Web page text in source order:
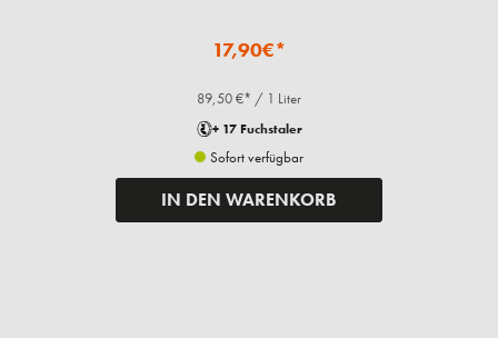
17,90€*
89,50 €* / 1 Liter
+ 17 Fuchstaler
Sofort verfügbar
IN DEN WARENKORB